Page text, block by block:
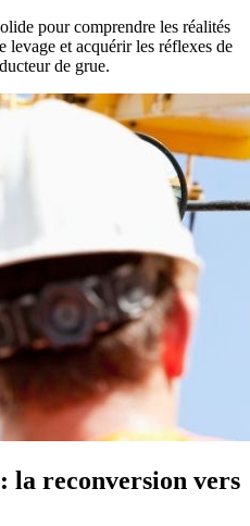
pour comprendre les réalités
levage et acquérir les réflexes de
de grue.
la reconversion vers